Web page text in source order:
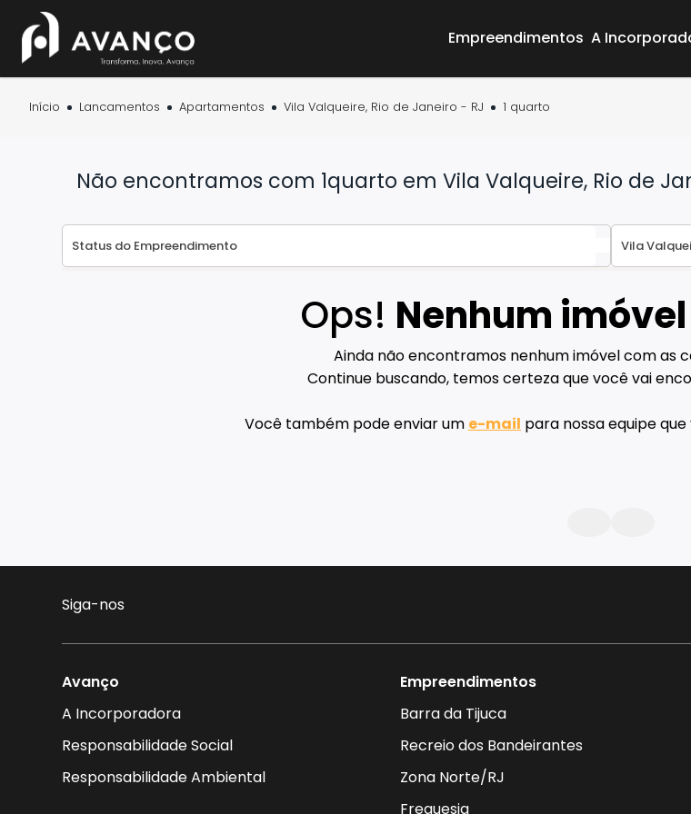
Empreendimentos A
Área do Cliente
A Incorporadora
Contato
Início Lancamentos Apartamentos Vila Valqueire, Rio de Janeiro - RJ 1 quarto
Não encontramos com 1quarto em Vila Valqueire, Rio de
Ops! Nenhum
Ainda não encontramos nenhum imóvel com as
Continue buscando, temos certeza que você vai
Você também pode enviar um e-mail para nossa equipe
Siga-nos
Avanço
A Incorporadora
Responsabilidade Social
Responsabilidade Ambiental
Empreendimentos
Barra da Tijuca
Recreio dos Bandeirantes
Zona Norte/RJ
Freguesia